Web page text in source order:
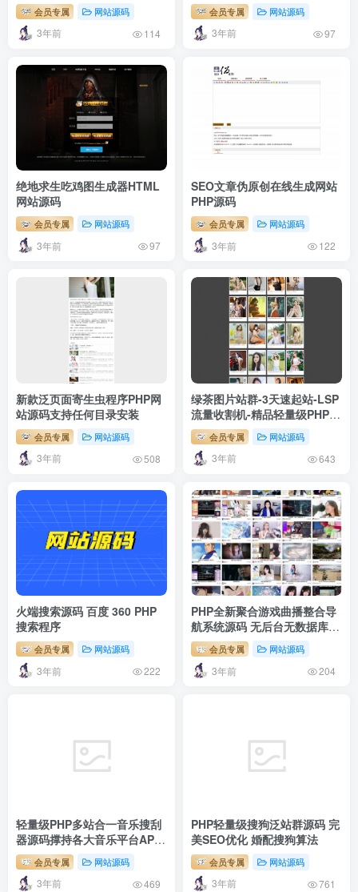
会员专属 网站源码
3年前 114
会员专属 网站源码
3年前 97
绝地求生吃鸡图生成器HTML
网站源码
会员专属 网站源码
3年前 97
SEO文章伪原创在线生成网站
PHP源码
会员专属 网站源码
3年前 122
新款泛页面寄生虫程序PHP网
站源码支持任何目录安装
会员专属 网站源码
3年前 508
绿茶图片站群-3天速起站-LSP
流量收割机-精品轻量级PHP站
群 会员专属 网站源码
3年前 643
火端搜索源码 百度 360 PHP
搜索程序
会员专属 网站源码
3年前 222
PHP全新聚合游戏曲播整合导
航系统源码 无后台无数据库
上传即用
会员专属 网站源码
3年前 204
轻量级PHP多站合一音乐搜刮
器源码撑持各大音乐平台API
接口会员专属 网站源码
3年前 469
PHP轻量级搜狗泛站群源码 完
美SEO优化 婚配搜狗算法
会员专属 网站源码
3年前 761